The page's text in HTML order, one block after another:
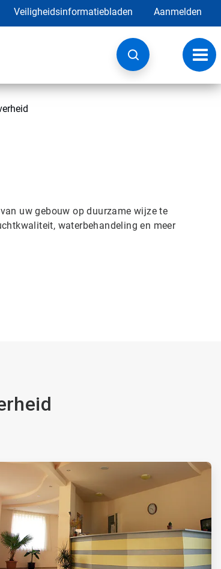
Veiligheidsinformatiebladen Aanmelden
uw gebouw op duurzame wijze te
waterbehandeling en meer